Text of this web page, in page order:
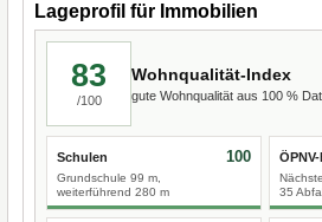
Lageprofil für Immobilien
83
/100
Wohnqualität-Index
gute Wohnqualität aus 100 %
Schulen
Grundschule 99 m,
weiterführend 280 m
100
35